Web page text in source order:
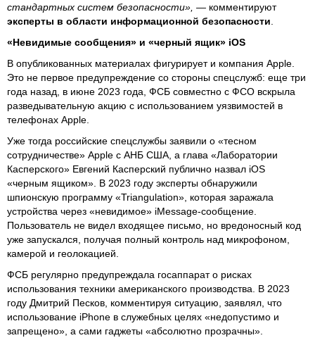
стандартных систем безопасности», — комментируют
эксперты в области информационной безопасности
«Невидимые сообщения» и «черный ящик» iOS
В опубликованных материалах фигурирует и компания Apple.
Это не первое предупреждение со стороны спецслужб: еще три
года назад, в июне 2023 года, ФСБ совместно с ФСО вскрыла
разведывательную акцию с использованием уязвимостей в
телефонах Apple.
Уже тогда российские спецслужбы заявили о «тесном
сотрудничестве» Apple с АНБ США, а глава «Лаборатории
Касперского» Евгений Касперский публично назвал iOS
«черным ящиком». В 2023 году эксперты обнаружили
шпионскую программу «Triangulation», которая заражала
устройства через «невидимое» iMessage-сообщение.
Пользователь не видел входящее письмо, но вредоносный код
уже запускался, получая полный контроль над микрофоном,
камерой и геолокацией.
ФСБ регулярно предупреждала госаппарат о рисках
использования техники американского производства. В 2023
году Дмитрий Песков, комментируя ситуацию, заявлял, что
использование iPhone в служебных целях «недопустимо и
запрещено», а сами гаджеты «абсолютно прозрачны».